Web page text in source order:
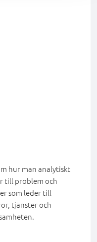
hur man analytiskt
till problem och
som leder till
tjänster och